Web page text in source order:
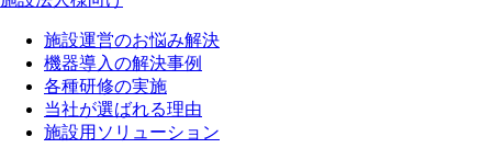
施設運営のお悩み解決
機器導入の解決事例
各種研修の実施
当社が選ばれる理由
施設用ソリューション